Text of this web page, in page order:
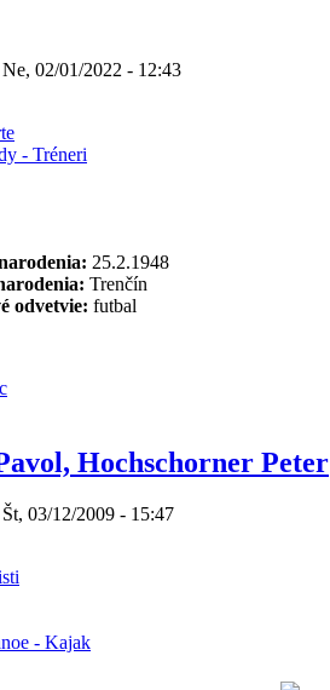
02/01/2022 - 12:43
- Tréneri
25.2.1948
Trenčín
odvetvie: futbal
Hochschorner Peter
03/12/2009 - 15:47
- Kajak